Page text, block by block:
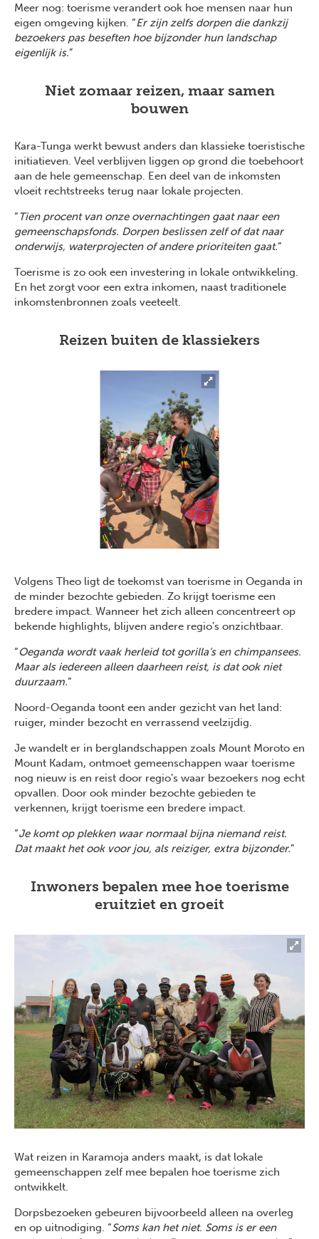
Meer nog: toerisme verandert ook hoe mensen naar hun
eigen omgeving kijken. “Er zijn zelfs dorpen die dankzij
bezoekers pas beseften hoe bijzonder hun landschap
eigenlijk is.”
Niet zomaar reizen, maar samen
bouwen
Kara-Tunga werkt bewust anders dan klassieke toeristische
initiatieven. Veel verblijven liggen op grond die toebehoort
aan de hele gemeenschap. Een deel van de inkomsten
vloeit rechtstreeks terug naar lokale projecten.
“Tien procent van onze overnachtingen gaat naar een
gemeenschapsfonds. Dorpen beslissen zelf of dat naar
onderwijs, waterprojecten of andere prioriteiten gaat.”
Toerisme is zo ook een investering in lokale ontwikkeling.
En het zorgt voor een extra inkomen, naast traditionele
inkomstenbronnen zoals veeteelt.
Reizen buiten de klassiekers
Volgens Theo ligt de toekomst van toerisme in Oeganda in
de minder bezochte gebieden. Zo krijgt toerisme een
bredere impact. Wanneer het zich alleen concentreert op
bekende highlights, blijven andere regio’s onzichtbaar.
“Oeganda wordt vaak herleid tot gorilla’s en chimpansees.
Maar als iedereen alleen daarheen reist, is dat ook niet
duurzaam.”
Noord-Oeganda toont een ander gezicht van het land:
ruiger, minder bezocht en verrassend veelzijdig.
Je wandelt er in berglandschappen zoals Mount Moroto en
Mount Kadam, ontmoet gemeenschappen waar toerisme
nog nieuw is en reist door regio’s waar bezoekers nog echt
opvallen. Door ook minder bezochte gebieden te
verkennen, krijgt toerisme een bredere impact.
“Je komt op plekken waar normaal bijna niemand reist.
Dat maakt het ook voor jou, als reiziger, extra bijzonder.”
Inwoners bepalen mee hoe toerisme
eruitziet en groeit
Wat reizen in Karamoja anders maakt, is dat lokale
gemeenschappen zelf mee bepalen hoe toerisme zich
ontwikkelt.
Dorpsbezoeken gebeuren bijvoorbeeld alleen na overleg
en op uitnodiging. “Soms kan het niet. Soms is er een